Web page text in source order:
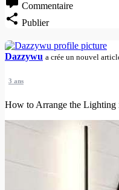
Commentaire
Publier
Dazzywu a crée un nouvel
3 ans
How to Arrange the Lighting